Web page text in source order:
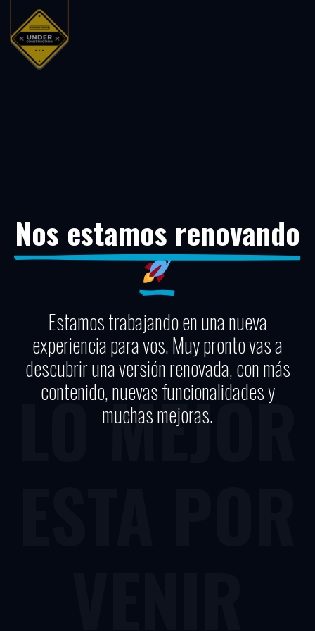
Nos estamos renovando
Estamos trabajando en una nueva
experiencia para vos. Muy pronto vas a
descubrir una versión renovada, con más
contenido, nuevas funcionalidades y
muchas mejoras.
LO MEJOR